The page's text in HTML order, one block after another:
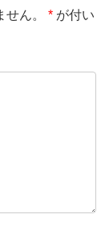
ん。 * が付い